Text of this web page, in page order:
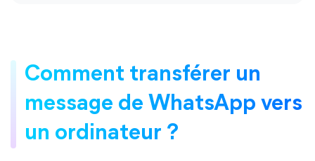
Comment transférer un
message de WhatsApp vers
un ordinateur ?